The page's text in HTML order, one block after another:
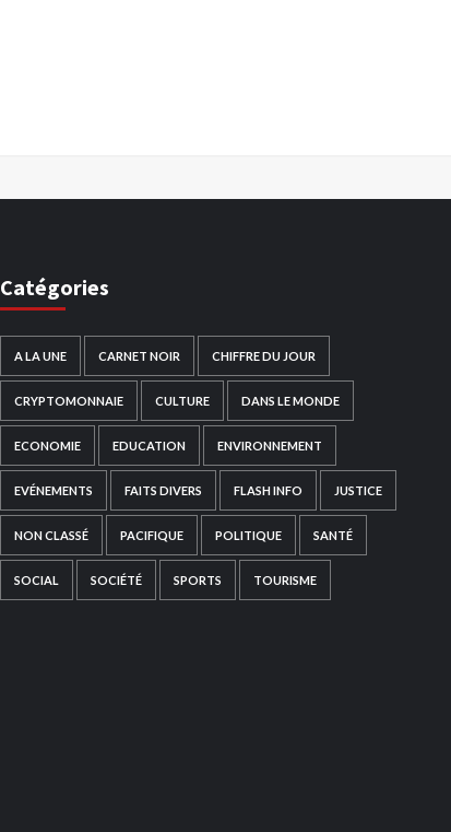
Catégories
A LA UNE CARNET NOIR CHIFFRE DU JOUR
CRYPTOMONNAIE CULTURE DANS LE MONDE
ECONOMIE EDUCATION ENVIRONNEMENT
EVÉNEMENTS FAITS DIVERS FLASH INFO JUSTICE
NON CLASSÉ PACIFIQUE POLITIQUE SANTÉ
SOCIAL SOCIÉTÉ SPORTS TOURISME